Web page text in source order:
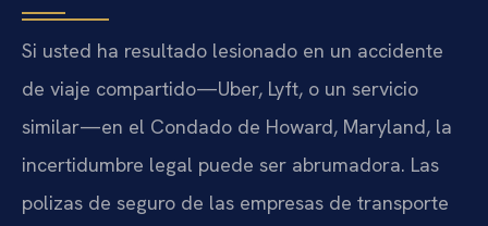
Si usted ha resultado lesionado en un accidente
de viaje compartido—Uber, Lyft, o un servicio
similar—en el Condado de Howard, Maryland, la
incertidumbre legal puede ser abrumadora. Las
polizas de seguro de las empresas de transporte